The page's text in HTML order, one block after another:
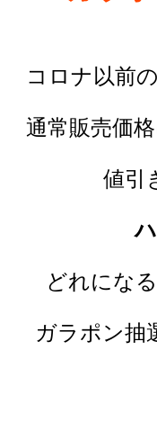
コロナ以前
通常販売価
値引
どれにな
ガラポン抽